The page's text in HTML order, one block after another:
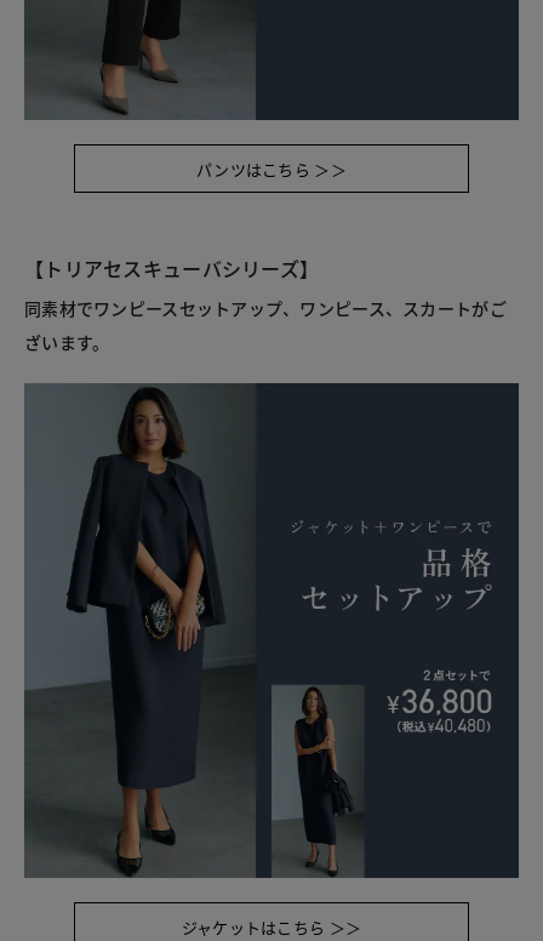
パンツはこちら ＞＞
【トリアセスキューバシリーズ】
同素材でワンピースセットアップ、ワンピース、スカートがご
ざいます。
ジャケットはこちら ＞＞